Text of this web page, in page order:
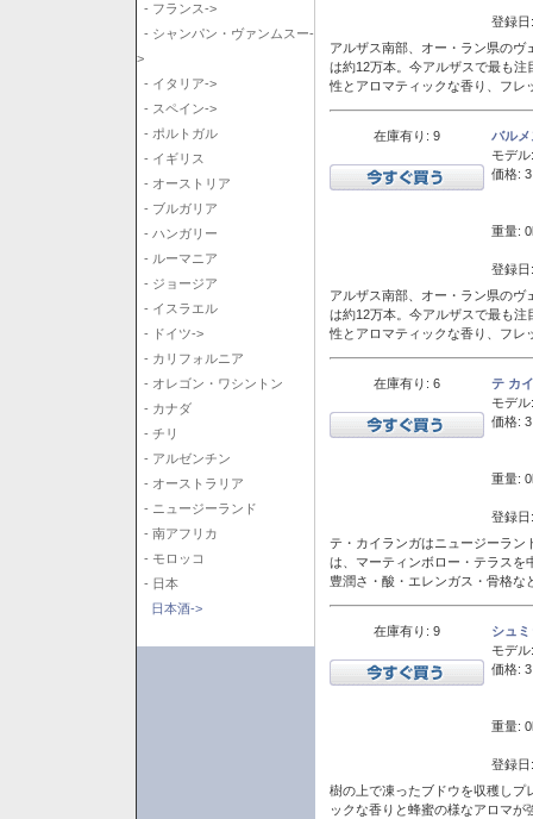
- フランス->
- シャンパン・ヴァンムスー-
>
- イタリア->
- スペイン->
- ポルトガル
- イギリス
- オーストリア
- ブルガリア
- ハンガリー
- ルーマニア
- ジョージア
- イスラエル
- ドイツ->
- カリフォルニア
- オレゴン・ワシントン
- カナダ
- チリ
- アルゼンチン
- オーストラリア
- ニュージーランド
- 南アフリカ
- モロッコ
- 日本
日本酒->
登録
アルザス南部、オー・ラン県の
は約12万本。今アルザスで最も
性とアロマティックな香り、フレ
在庫有り: 9
バル
モデル:
価格:
重量:
登録
アルザス南部、オー・ラン県の
は約12万本。今アルザスで最も
性とアロマティックな香り、フレ
在庫有り: 6
テ カ
モデル:
価格:
重量:
登録
テ・カイランガはニュージーラン
は、マーティンボロー・テラスを
豊潤さ・酸・エレンガス・骨格
在庫有り: 9
シュ
モデル:
価格:
重量:
登録
樹の上で凍ったブドウを収穫しプ
ックな香りと蜂蜜の様なアロマ